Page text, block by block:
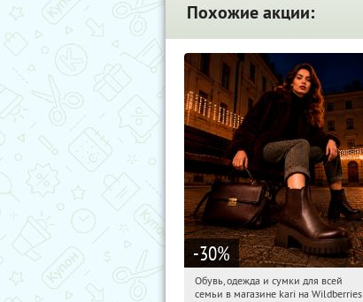
Похожие акции:
-30%
05:00:27 Получили:
Обувь, одежда и сумки для всей
семьи в магазине kari на Wildberries